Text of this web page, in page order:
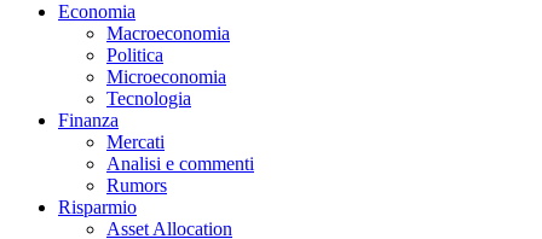
Economia
Macroeconomia
Politica
Microeconomia
Tecnologia
Finanza
Mercati
Analisi e commenti
Rumors
Risparmio
Asset Allocation